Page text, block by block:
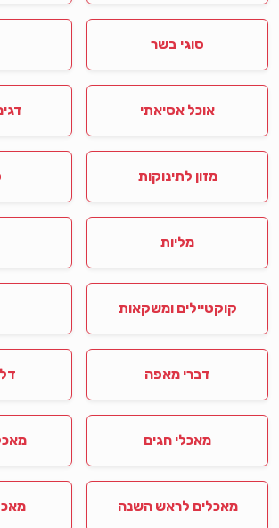
סוגי בשר
אוכל אסיאתי
מזון לתינוקות
מליות
קוקטיילים ומשקאות
דברי מאפה
מאכלי חגים
מאכלים לראש השנה